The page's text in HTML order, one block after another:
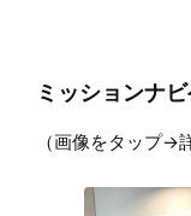
ミッションナ
（画像をタップ→